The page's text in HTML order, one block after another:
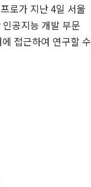
로가 지난 4일 서울
공지능 개발 부문
접근하여 연구할 수